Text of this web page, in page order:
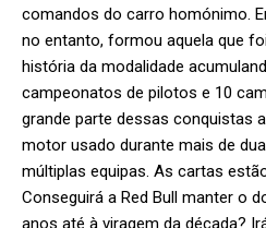
comandos do carro homónimo.
no entanto, formou aquela que
história da modalidade
campeonatos de pilotos e 10
grande parte dessas conquistas
motor usado durante mais de
múltiplas equipas. As cartas
Conseguirá a Red Bull manter o
anos até à viragem da década?